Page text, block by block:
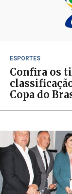
ESPORTES
Confira os
Copa do